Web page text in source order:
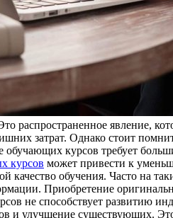
распространенное явление,
затрат. Однако стоит
курсов требует
курсов может привести к
качество обучения. Часто на
Приобретение
не способствует развитию
и улучшение существующих.